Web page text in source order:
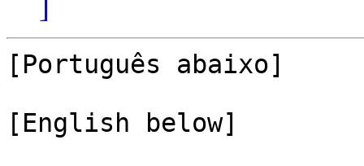
[Português abaixo]
[English below]